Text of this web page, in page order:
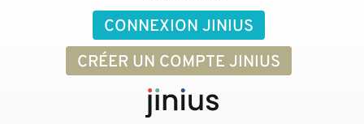
CONNEXION JINIUS
CRÉER UN COMPTE JINIUS